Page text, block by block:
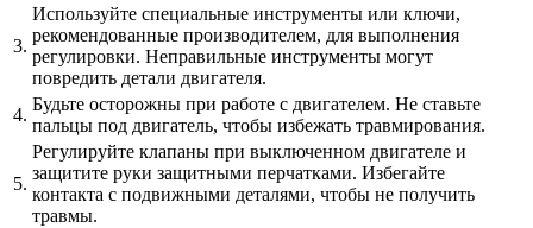
3.
Используйте специальные инструменты или ключи,
рекомендованные производителем, для выполнения
регулировки. Неправильные инструменты могут
повредить детали двигателя.
4.
Будьте осторожны при работе с двигателем. Не ставьте
пальцы под двигатель, чтобы избежать травмирования.
5.
Регулируйте клапаны при выключенном двигателе и
защитите руки защитными перчатками. Избегайте
контакта с подвижными деталями, чтобы не получить
травмы.